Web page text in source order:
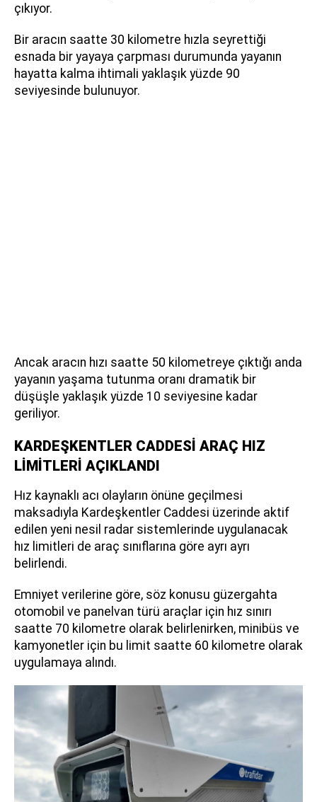
çıkıyor.
Bir aracın saatte 30 kilometre hızla seyrettiği
esnada bir yayaya çarpması durumunda yayanın
hayatta kalma ihtimali yaklaşık yüzde 90
seviyesinde bulunuyor.
Ancak aracın hızı saatte 50 kilometreye çıktığı anda
yayanın yaşama tutunma oranı dramatik bir
düşüşle yaklaşık yüzde 10 seviyesine kadar
geriliyor.
KARDEŞKENTLER CADDESİ ARAÇ HIZ
LİMİTLERİ AÇIKLANDI
Hız kaynaklı acı olayların önüne geçilmesi
maksadıyla Kardeşkentler Caddesi üzerinde aktif
edilen yeni nesil radar sistemlerinde uygulanacak
hız limitleri de araç sınıflarına göre ayrı ayrı
belirlendi.
Emniyet verilerine göre, söz konusu güzergahta
otomobil ve panelvan türü araçlar için hız sınırı
saatte 70 kilometre olarak belirlenirken, minibüs ve
kamyonetler için bu limit saatte 60 kilometre olarak
uygulamaya alındı.